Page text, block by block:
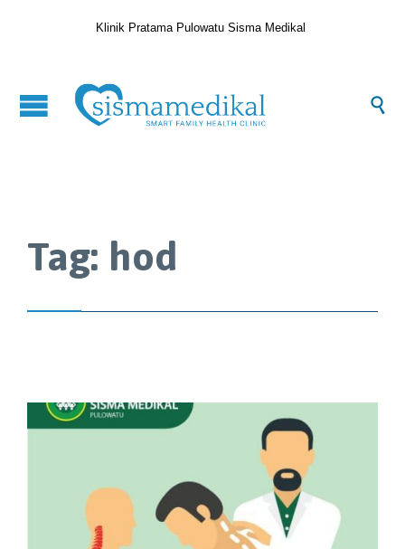
Klinik Pratama Pulowatu Sisma Medikal

Tag: hod